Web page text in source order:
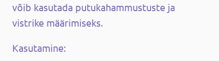
võib kasutada putukahammustuste ja
vistrike määrimiseks.
Kasutamine: